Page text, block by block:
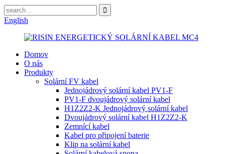
English
Domov
O nás
Produkty
Solární FV kabel
Jednojádrový solární kabel PV1-F
PV1-F dvoujádrový solární kabel
H1Z2Z2-K Jednojádrový solární kabel
Dvoujádrový solární kabel H1Z2Z2-K
Zemnící kabel
Kabel pro připojení baterie
Klip na solární kabel